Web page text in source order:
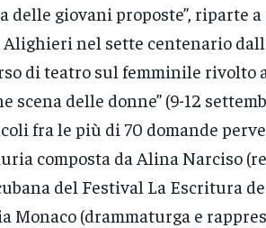
delle giovani proposte”, riparte a
Alighieri nel sette centenario
di teatro sul femminile rivolto
scena delle donne” (9-12
fra le più di 70 domande
composta da Alina Narciso
del Festival La Escritura
Monaco (drammaturga e